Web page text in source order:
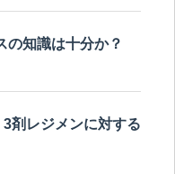
の知識は十分か？
剤レジメンに対する